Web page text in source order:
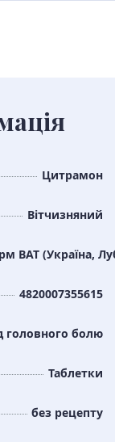
Цитрамон
Вітчизняний
ВАТ (Україна,
4820007355615
головного болю
Таблетки
без рецепту